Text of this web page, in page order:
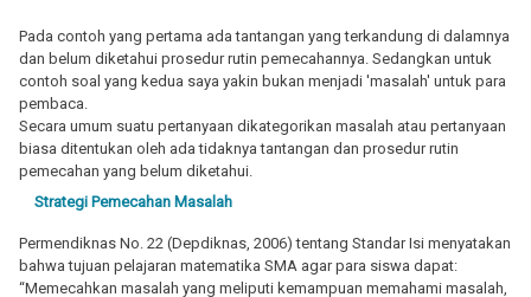
Pada contoh yang pertama ada tantangan yang terkandung di dalamnya
dan belum diketahui prosedur rutin pemecahannya. Sedangkan untuk
contoh soal yang kedua saya yakin bukan menjadi 'masalah' untuk para
pembaca.
Secara umum suatu pertanyaan dikategorikan masalah atau pertanyaan
biasa ditentukan oleh ada tidaknya tantangan dan prosedur rutin
pemecahan yang belum diketahui.
Strategi Pemecahan Masalah
Permendiknas No. 22 (Depdiknas, 2006) tentang Standar Isi menyatakan
bahwa tujuan pelajaran matematika SMA agar para siswa dapat:
“Memecahkan masalah yang meliputi kemampuan memahami masalah,